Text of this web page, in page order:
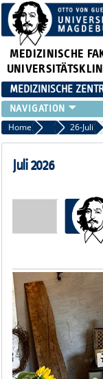
MEDIZINISCHE
MEDIZINISCHE
LITERATURSUCHE
SERVICE
Home Newsletter-
26-Juli
Juli 2026